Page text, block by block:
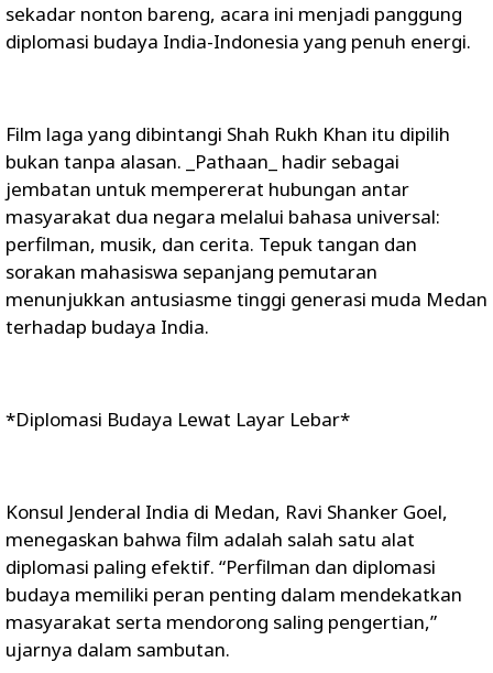
sekadar nonton bareng, acara ini menjadi panggung
diplomasi budaya India-Indonesia yang penuh energi.
Film laga yang dibintangi Shah Rukh Khan itu dipilih
bukan tanpa alasan. _Pathaan_ hadir sebagai
jembatan untuk mempererat hubungan antar
masyarakat dua negara melalui bahasa universal:
perfilman, musik, dan cerita. Tepuk tangan dan
sorakan mahasiswa sepanjang pemutaran
menunjukkan antusiasme tinggi generasi muda Medan
terhadap budaya India.
*Diplomasi Budaya Lewat Layar Lebar*
Konsul Jenderal India di Medan, Ravi Shanker Goel,
menegaskan bahwa film adalah salah satu alat
diplomasi paling efektif. “Perfilman dan diplomasi
budaya memiliki peran penting dalam mendekatkan
masyarakat serta mendorong saling pengertian,”
ujarnya dalam sambutan.